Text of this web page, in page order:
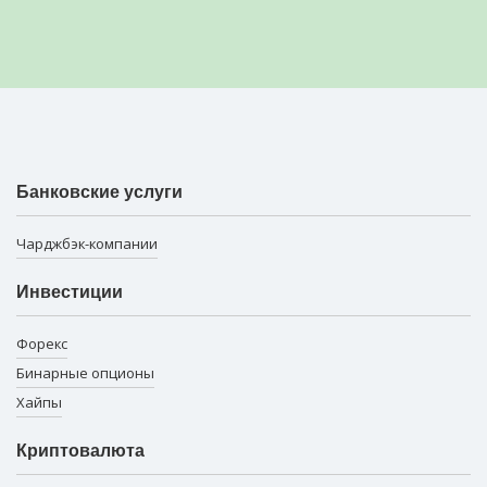
Банковские услуги
Чарджбэк-компании
Инвестиции
Форекс
Бинарные опционы
Хайпы
Криптовалюта